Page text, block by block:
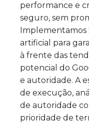
performance e
seguro, sem
Implementamos
artificial para
à frente das
potencial do
e autoridade. A
de execução,
de autoridade
prioridade de